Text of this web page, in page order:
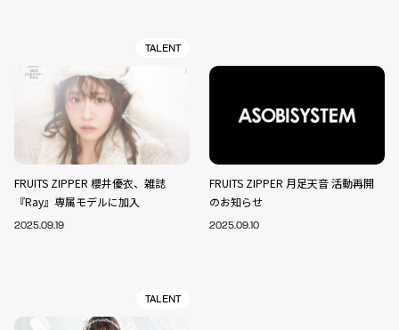
TALENT
FRUITS ZIPPER 櫻井優衣、雑誌
『Ray』専属モデルに加入
2025.09.19
FRUITS ZIPPER 月足天音 活動再開
のお知らせ
2025.09.10
TALENT